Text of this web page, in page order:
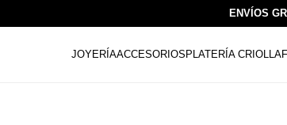
ENVÍOS
JOYERÍAACCESORIOS PLATERÍA CRIOLLA